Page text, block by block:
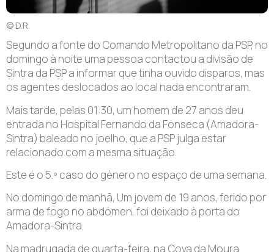
© D.R.
Segundo a fonte do Comando Metropolitano da PSP, no
domingo à noite uma pessoa contactou a divisão de
Sintra da PSP a informar que tinha ouvido disparos, mas
os agentes deslocados ao local nada encontraram.
Mais tarde, pelas 01:30, um homem de 27 anos deu
entrada no Hospital Fernando da Fonseca (Amadora-
Sintra) baleado no joelho, que a PSP julga estar
relacionado com a mesma situação.
Este é o 5.º caso do género no espaço de uma semana.
No domingo de manhã, Um jovem de 19 anos, ferido por
arma de fogo no abdómen, foi deixado à porta do
Amadora-Sintra.
Na madrugada de quarta-feira, na Cova da Moura